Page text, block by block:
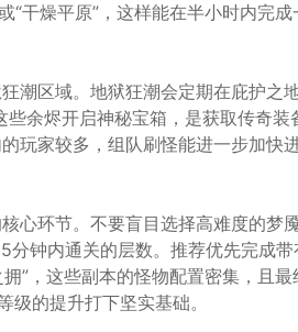
“干燥平原”，这样能在半小时内完
潮区域。地狱狂潮会定期在庇护之
些余烬开启神秘宝箱，是获取传奇
玩家较多，组队刷怪能进一步加快
心环节。不要盲目选择高难度的梦
钟内通关的层数。推荐优先完成带
”，这些副本的怪物配置密集，且
的提升打下坚实基础。